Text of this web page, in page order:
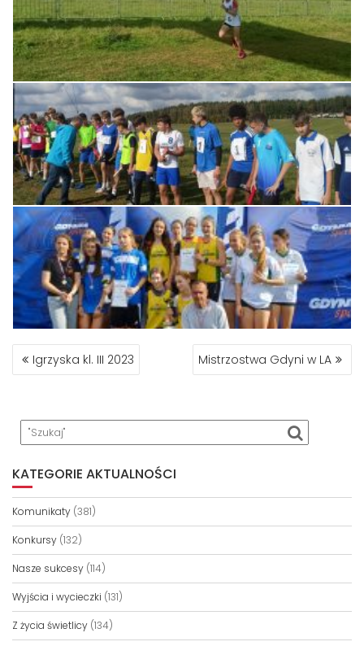
NAWIGACJA
WPISU
Igrzyska kl. III 2023 Mistrzostwa Gdyni w LA
KATEGORIE AKTUALNOŚCI
Komunikaty (381)
Konkursy (132)
Nasze sukcesy (114)
Wyjścia i wycieczki (131)
Z życia świetlicy (134)